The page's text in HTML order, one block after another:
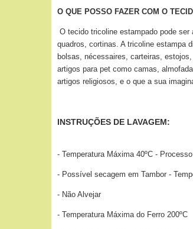
O QUE POSSO FAZER COM O
O tecido tricoline estampado pode ser
quadros, cortinas. A tricoline estampa
bolsas, nécessaires, carteiras,
artigos para pet como camas,
artigos religiosos, e o que a sua
INSTRUÇÕES DE LAVAGEM:
- Temperatura Máxima 40ºC -
- Possível secagem em Tambor -
- Não Alvejar
- Temperatura Máxima do Ferro 200ºC